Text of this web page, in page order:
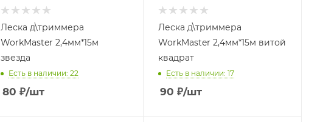
Леска д\триммера
WorkMaster 2,4мм*15м
звезда
Есть в наличии: 22
80 ₽/шт
Леска д\триммера
WorkMaster 2,4мм*15м витой
квадрат
Есть в наличии: 17
90 ₽/шт